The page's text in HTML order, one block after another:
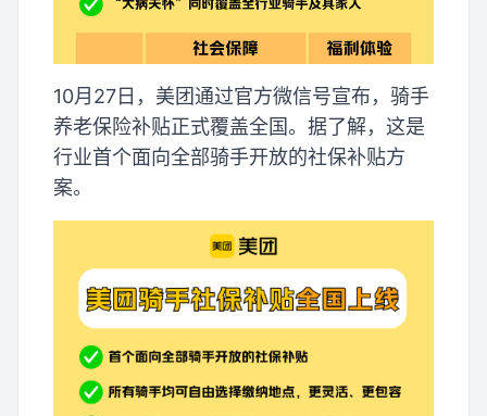
10月27日，美团通过官方微信号宣布，骑手
养老保险补贴正式覆盖全国。据了解，这是
行业首个面向全部骑手开放的社保补贴方
案。